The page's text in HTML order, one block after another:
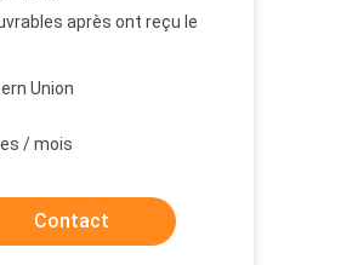
après ont reçu le
Union
/ mois
Contact